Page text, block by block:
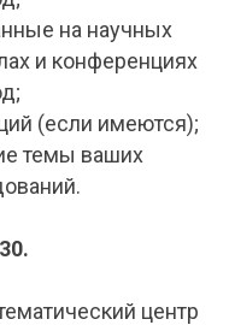
на научных
и конференциях
(если имеются);
темы ваших
центр